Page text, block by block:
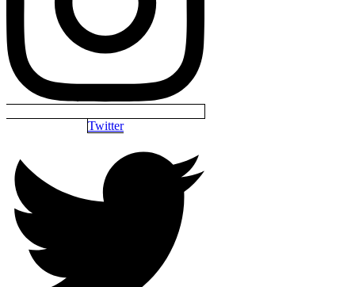
Twitter